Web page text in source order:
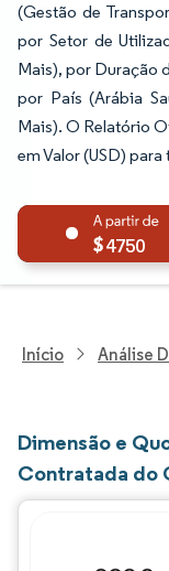
(Gestão de
por Setor de
Mais), por Duração
por País (Arábia
Mais). O Relatório
em Valor (USD)
4750
Início Análise
Dimensão e
Contratada do